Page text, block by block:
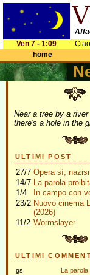
Ven 7 - 1:09
home
Near a tree by a river
there's a hole in the
ULTIMI POST
27/7 Opera sì,
14/7 La parola
1/4
In campo con
23/2 Nuovo cinema
(2026)
11/2 Wormslayer
ULTIMI
gs
La parola